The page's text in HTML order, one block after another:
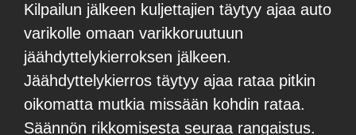
Kilpailun jälkeen kuljettajien täytyy ajaa auto
varikolle omaan varikkoruutuun
jäähdyttelykierroksen jälkeen.
Jäähdyttelykierros täytyy ajaa rataa pitkin
oikomatta mutkia missään kohdin rataa.
Säännön rikkomisesta seuraa rangaistus.